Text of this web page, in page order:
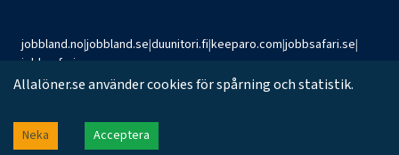
jobbland.no|jobbland.se|duunitori.fi|keeparo.com|jobbsafari.se|
jobbsafari.no
©2026 Jobbland AB
Allalöner.se använder cookies för spårning och statistik.
Neka Acceptera